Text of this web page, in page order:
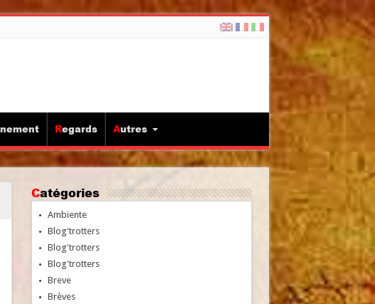
Regards Autres
Catégories
Ambiente
Blog'trotters
Blog'trotters
Blog'trotters
Breve
Brèves